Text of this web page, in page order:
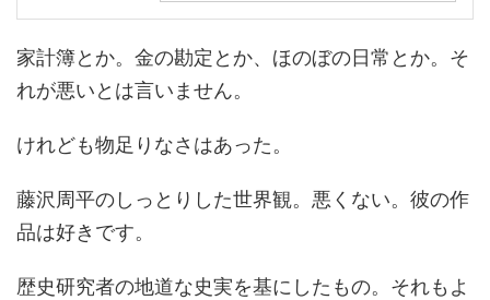
家計簿とか。金の勘定とか、ほのぼの日常とか。そ
れが悪いとは言いません。
けれども物足りなさはあった。
藤沢周平のしっとりした世界観。悪くない。彼の作
品は好きです。
歴史研究者の地道な史実を基にしたもの。それもよ